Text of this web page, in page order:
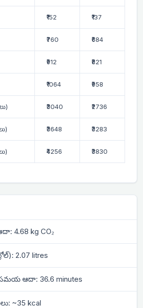
₹152 ₹137
₹760 ₹684
₹912 ₹821
₹1064 ₹958
₹3040 ₹2736
₹3648 ₹3283
₹4256 ₹3830
4.68 kg CO₂
2.07 litres
ఆదా: 36.6 minutes
~35 kcal